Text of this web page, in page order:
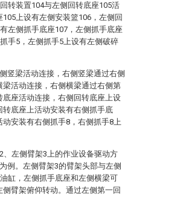
转装置104与左侧回转底座105活
上设有左侧安装篮106，左侧回
左侧抓手底座107，左侧抓手底座
手5，左侧抓手5上设有左侧破碎
竖梁活动连接，右侧竖梁通过右侧
活动连接，右侧横梁通过右侧第
座活动连接，右侧回转底座上设
底座上活动安装有右侧抓手底
动安装有右侧抓手8，右侧抓手8上
、左侧臂架3上的作业设备驱动方
例。左侧臂架3的臂架头部与左侧
缸，左侧抓手底座和左侧横梁可
侧臂架俯仰转动。通过左侧第一回